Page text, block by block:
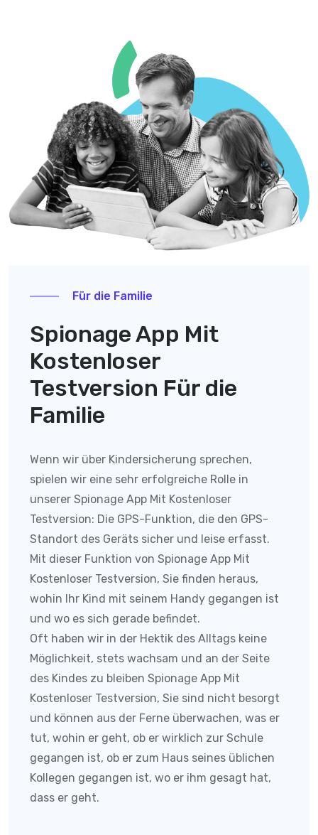
Für die Familie
Spionage App Mit
Kostenloser
Testversion Für die
Familie
Wenn wir über Kindersicherung sprechen,
spielen wir eine sehr erfolgreiche Rolle in
unserer Spionage App Mit Kostenloser
Testversion: Die GPS-Funktion, die den GPS-
Standort des Geräts sicher und leise erfasst.
Mit dieser Funktion von Spionage App Mit
Kostenloser Testversion, Sie finden heraus,
wohin Ihr Kind mit seinem Handy gegangen ist
und wo es sich gerade befindet.
Oft haben wir in der Hektik des Alltags keine
Möglichkeit, stets wachsam und an der Seite
des Kindes zu bleiben Spionage App Mit
Kostenloser Testversion, Sie sind nicht besorgt
und können aus der Ferne überwachen, was er
tut, wohin er geht, ob er wirklich zur Schule
gegangen ist, ob er zum Haus seines üblichen
Kollegen gegangen ist, wo er ihm gesagt hat,
dass er geht.